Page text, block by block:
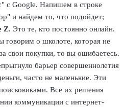
с Google. Напишем в строке
и найдем то, что подойдет;
Z. Это те, кто постоянно онлайн.
говорим о школоте, которая не
свои покупки, то вы ошибаетесь.
барьер совершеннолетия
часто не маленькие. Эти
Все их решения
коммуникации с интернет-